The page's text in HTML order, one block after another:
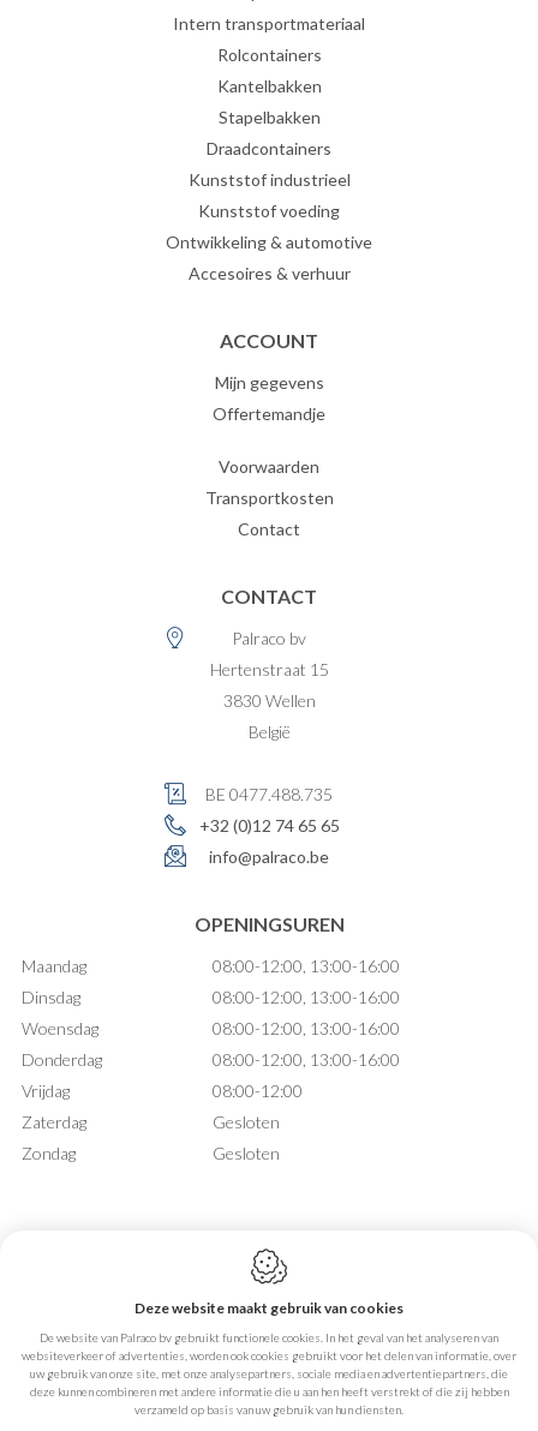
Intern transportmateriaal
Rolcontainers
Kantelbakken
Stapelbakken
Draadcontainers
Kunststof industrieel
Kunststof voeding
Ontwikkeling & automotive
Accesoires & verhuur
ACCOUNT
Mijn gegevens
Offertemandje
Voorwaarden
Transportkosten
Contact
CONTACT
Palraco bv
Hertenstraat 15
3830 Wellen
België
BE 0477.488.735
+32 (0)12 74 65 65
info@palraco.be
OPENINGSUREN
Maandag
08:00-12:00, 13:00-16:00
Dinsdag
08:00-12:00, 13:00-16:00
Woensdag
08:00-12:00, 13:00-16:00
Donderdag
08:00-12:00, 13:00-16:00
Vrijdag
08:00-12:00
Zaterdag
Gesloten
Zondag
Gesloten
Webdesign by IDcreation 2026
Cookie policy
Privacy policy
Sitemap
Deze website maakt gebruik van cookies
De website van Palraco bv gebruikt functionele cookies. In het geval van het analyseren van
websiteverkeer of advertenties, worden ook cookies gebruikt voor het delen van informatie, over
uw gebruik van onze site, met onze analysepartners, sociale media en advertentiepartners, die
deze kunnen combineren met andere informatie die u aan hen heeft verstrekt of die zij hebben
verzameld op basis van uw gebruik van hun diensten.